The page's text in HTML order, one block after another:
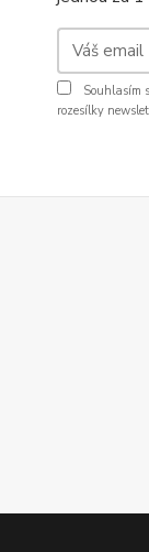
Souhlasím
rozesílky